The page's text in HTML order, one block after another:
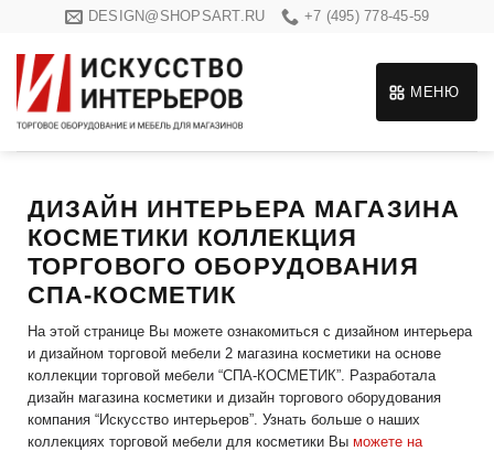
content
DESIGN@SHOPSART.RU +7 (495) 778-45-59
МЕНЮ
ДИЗАЙН ИНТЕРЬЕРА МАГАЗИНА
КОСМЕТИКИ КОЛЛЕКЦИЯ
ТОРГОВОГО ОБОРУДОВАНИЯ
СПА-КОСМЕТИК
На этой странице Вы можете ознакомиться с дизайном интерьера
и дизайном торговой мебели 2 магазина косметики на основе
коллекции торговой мебели “СПА-КОСМЕТИК”. Разработала
дизайн магазина косметики и дизайн торгового оборудования
компания “Искусство интерьеров”. Узнать больше о наших
коллекциях торговой мебели для косметики Вы можете на